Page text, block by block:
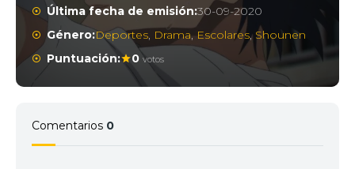
Última fecha de emisión:30-09-2020
Género:Deportes, Drama, Escolares, Shounen
Puntuación:
0 votos
Comentarios 0